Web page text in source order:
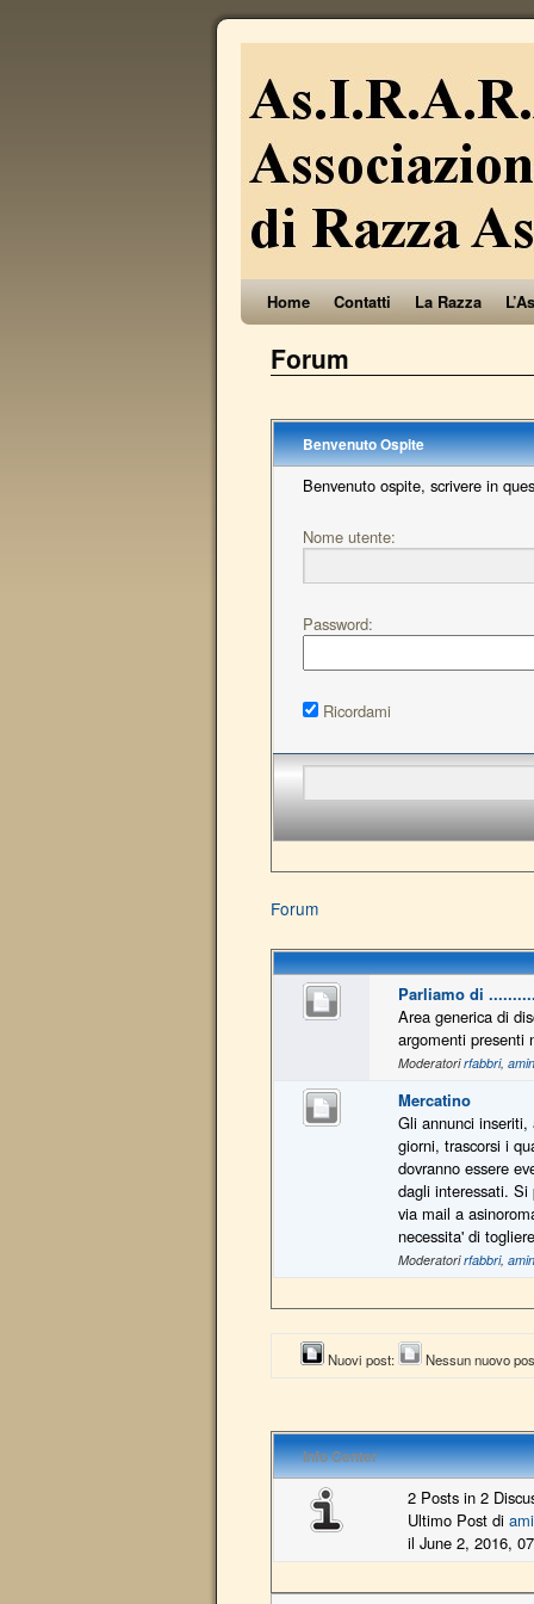
Home Contatti La Razza
Forum
BenvenutoOspite
Benvenuto ospite, scrivere in
Nome utente:
Password:
Ricordami
Forum
Parliamo di
Area generica di
argomenti presenti
Moderatorirfabbri,
Mercatino
Gli annunci inseriti,
giorni, trascorsi i
dovranno essere
dagli interessati. Si
via mail a
necessita' di
Moderatorirfabbri,
Nuovi post: Nessun nuovo
Info Center
2 Posts in 2
Ultimo Post di
il June 2, 2016,